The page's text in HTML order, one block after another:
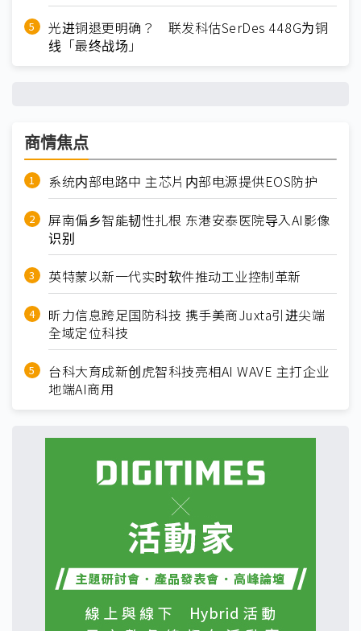
光进铜退更明确？ 联发科估SerDes 448G为铜
线「最终战场」
商情焦点
系统内部电路中 主芯片内部电源提供EOS防护
屏南偏乡智能韧性扎根 东港安泰医院导入AI影像
识别
英特蒙以新一代实时软件推动工业控制革新
昕力信息跨足国防科技 携手美商Juxta引进尖端
全域定位科技
台科大育成新创虎智科技亮相AI WAVE 主打企业
地端AI商用